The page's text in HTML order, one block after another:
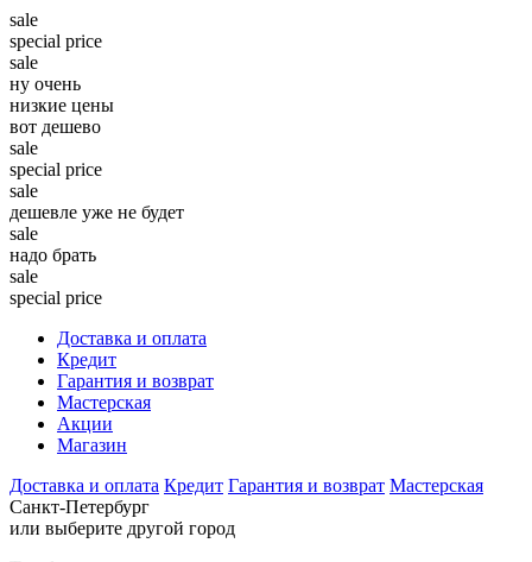
sale
special price
sale
ну очень
низкие цены
вот дешево
sale
special price
sale
дешевле уже не будет
sale
надо брать
sale
special price
Доставка и оплата
Кредит
Гарантия и возврат
Мастерская
Акции
Магазин
Доставка и оплата Кредит Гарантия и возврат Мастерская
Санкт-Петербург
или выберите другой город